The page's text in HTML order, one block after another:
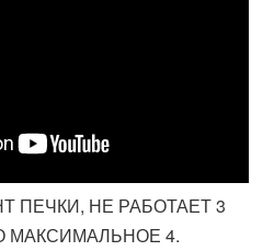
ПЕЧКИ, НЕ РАБОТАЕТ 3
МАКСИМАЛЬНОЕ 4.